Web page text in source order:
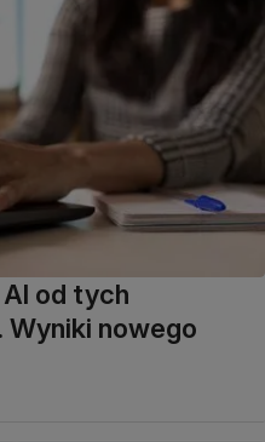
od tych
Wyniki nowego